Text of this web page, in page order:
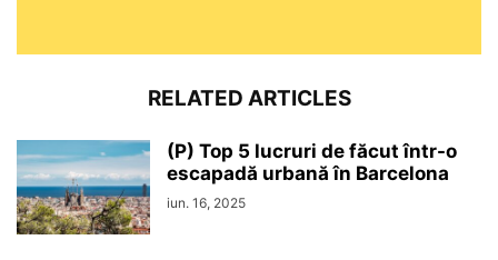
RELATED ARTICLES
(P) Top 5 lucruri de făcut într-o
escapadă urbană în Barcelona
iun. 16, 2025